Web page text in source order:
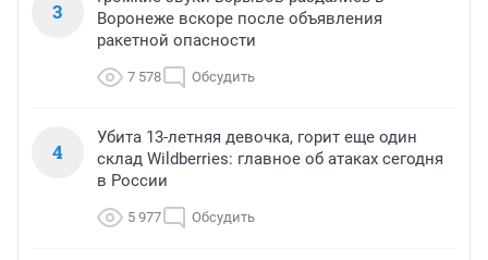
3
Воронеже вскоре после объявления
ракетной опасности
7 578 Обсудить
4
Убита 13-летняя девочка, горит еще один
склад Wildberries: главное об атаках сегодня
в России
5 977 Обсудить